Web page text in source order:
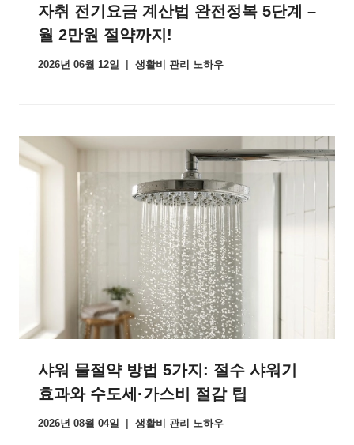
자취 전기요금 계산법 완전정복 5단계 –
월 2만원 절약까지!
2026년 06월 12일 생활비 관리 노하우
샤워 물절약 방법 5가지: 절수 샤워기
효과와 수도세·가스비 절감 팁
2026년 08월 04일 생활비 관리 노하우